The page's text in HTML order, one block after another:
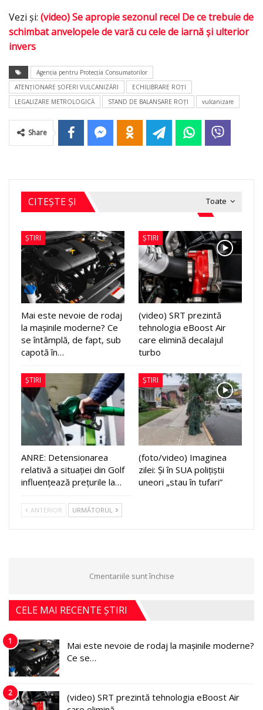
Vezi şi: (video) Se apropie sezonul rece! De ce trebuie de
schimbat anvelopele de vară cu cele de iarnă şi ulterior
invers
Agenția pentru Protecția Consumatorilor
ATENŢIONARE ŞOFERI VULCANIZĂRI
ECHILIBRARE ROŢI
LEGALIZARE METROLOGICĂ
STAND DE BALANSARE ROŢI vulcanizare
Share
Toate
CITEȘTE ȘI
ȘTIRI
Mai este nevoie de rodaj
la mașinile moderne? Ce
se întâmplă, de fapt, sub
capotă în…
ȘTIRI
(video) SRT prezintă
tehnologia eBoost Air
care elimină decalajul
turbo
ȘTIRI
ANRE: Detensionarea
relativă a situației din Golf
influențează prețurile la…
ȘTIRI
(foto/video) Imaginea
zilei: Și în SUA polițiștii
uneori „stau în tufari”
ANTERIOR URMĂTORUL
Cmentariile sunt închise
CELE MAI RECENTE ȘTIRI
1
Mai este nevoie de rodaj la mașinile moderne?
Ce se…
2
(video) SRT prezintă tehnologia eBoost Air